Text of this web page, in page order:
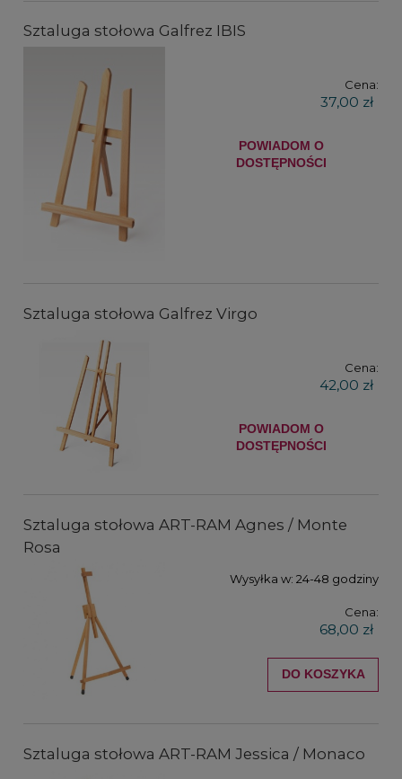
Sztaluga stołowa Galfrez IBIS
Cena:
37,00 zł
POWIADOM O
DOSTĘPNOŚCI
Sztaluga stołowa Galfrez Virgo
Cena:
42,00 zł
POWIADOM O
DOSTĘPNOŚCI
Sztaluga stołowa ART-RAM Agnes / Monte
Rosa
Wysyłka w: 24-48 godziny
Cena:
68,00 zł
DO KOSZYKA
Sztaluga stołowa ART-RAM Jessica / Monaco